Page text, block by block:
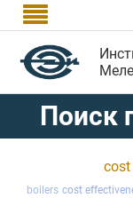

Поиск
boilers cost